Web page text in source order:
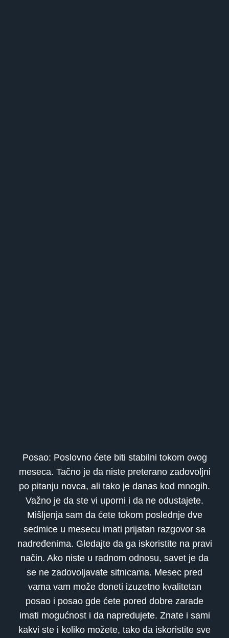
Posao: Poslovno ćete biti stabilni tokom ovog
meseca. Tačno je da niste preterano zadovoljni
po pitanju novca, ali tako je danas kod mnogih.
Važno je da ste vi uporni i da ne odustajete.
Mišljenja sam da ćete tokom poslednje dve
sedmice u mesecu imati prijatan razgovor sa
nadređenima. Gledajte da ga iskoristite na pravi
način. Ako niste u radnom odnosu, savet je da
se ne zadovoljavate sitnicama. Mesec pred
vama vam može doneti izuzetno kvalitetan
posao i posao gde ćete pored dobre zarade
imati mogućnost i da napredujete. Znate i sami
kakvi ste i koliko možete, tako da iskoristite sve